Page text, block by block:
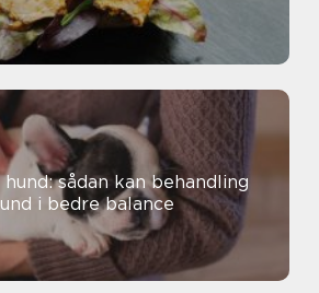
sådan kan behandling
i bedre balance